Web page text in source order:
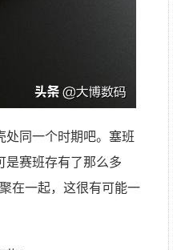
处同一个时期吧。塞班
是赛班存有了那么多
在一起，这很有可能一